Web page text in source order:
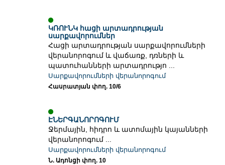
ԿՌՈՒՆԿ հացի արտադրության
սարքավորումներ
Հացի արտադրության սարքավորումների
վերանորոգում և վաճառք, դռների և
պատուհանների արտադրությո ...
Սարքավորումների վերանորոգում
Հասրատյան փող. 10/6
ԷՆԵՐԳԱՆՈՐՈԳՈՒՄ
Ջերմային, հիդրո և ատոմային կայանների
վերանորոգում ...
Սարքավորումների վերանորոգում
Ն. Ադոնցի փող. 10